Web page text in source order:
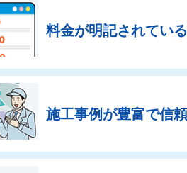
料金が明記されてい
施工事例が豊富で信